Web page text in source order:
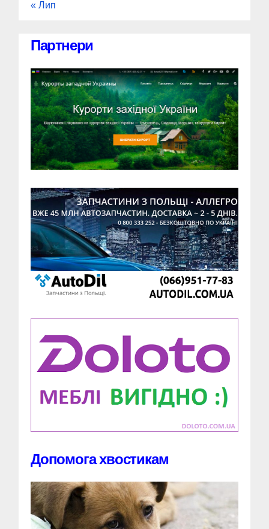
« Лип
Партнери
Допомога хвостикам